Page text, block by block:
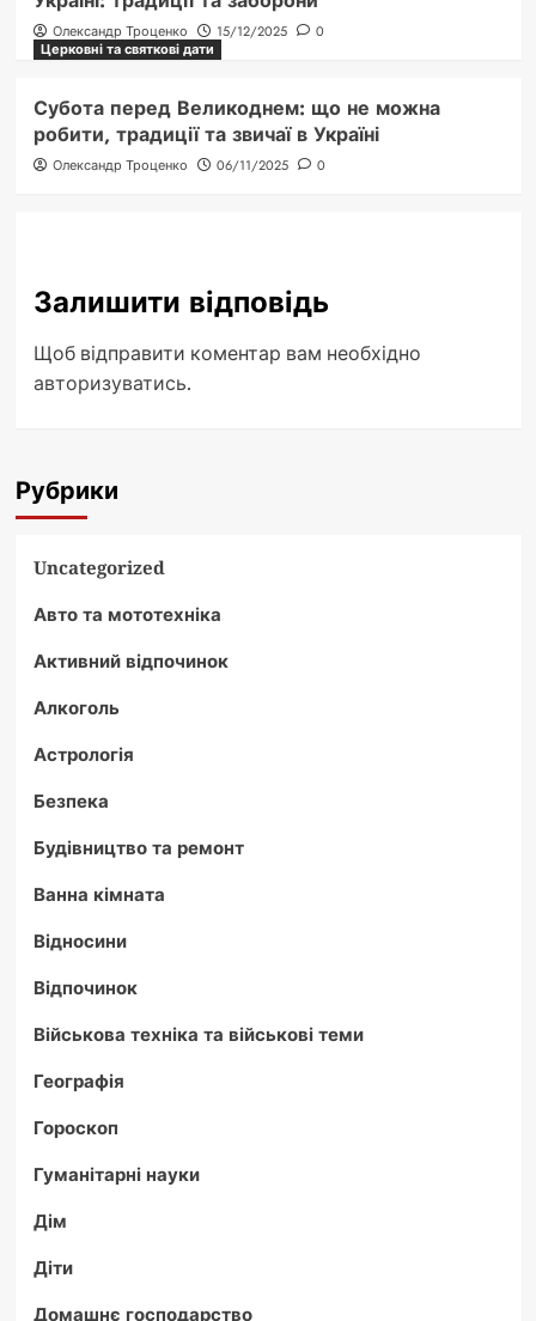
Олександр Троценко 15/12/2025
0
Церковні та святкові дати
Субота перед Великоднем: що не можна
робити, традиції та звичаї в Україні
Олександр Троценко 06/11/2025 0
Залишити відповідь
Щоб відправити коментар вам необхідно
авторизуватись.
Рубрики
Uncategorized
Авто та мототехніка
Активний відпочинок
Алкоголь
Астрологія
Безпека
Будівництво та ремонт
Ванна кімната
Відносини
Відпочинок
Військова техніка та військові теми
Географія
Гороскоп
Гуманітарні науки
Дім
Діти
Домашнє господарство